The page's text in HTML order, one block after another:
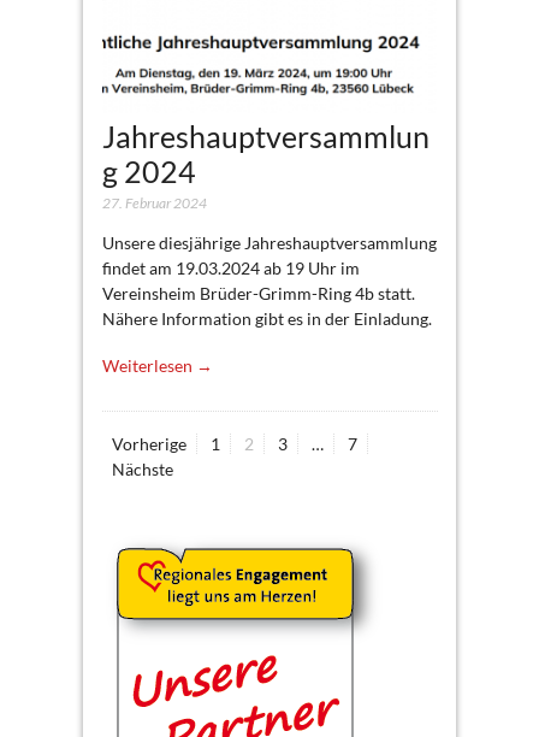
Jahreshauptversammlun
g 2024
27. Februar 2024
Unsere diesjährige Jahreshauptversammlung
findet am 19.03.2024 ab 19 Uhr im
Vereinsheim Brüder-Grimm-Ring 4b statt.
Nähere Information gibt es in der Einladung.
Weiterlesen →
Seitennummerierung
Vorherige Page
1 Page
2 Page
3 … Page
7
Nächste